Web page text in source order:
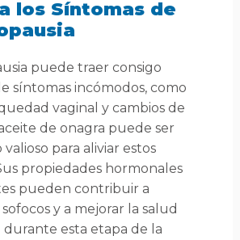
los Síntomas de
puede traer consigo
síntomas incómodos, como
vaginal y cambios de
de onagra puede ser
para aliviar estos
propiedades hormonales
pueden contribuir a
y a mejorar la salud
esta etapa de la